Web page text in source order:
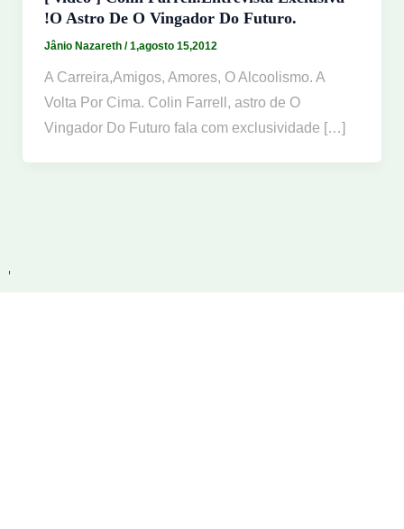
!O Astro De O Vingador Do Futuro.
Jânio Nazareth /1,agosto 15,2012
A Carreira,Amigos, Amores, O Alcoolismo. A
Volta Por Cima. Colin Farrell, astro de O
Vingador Do Futuro fala com exclusividade […]